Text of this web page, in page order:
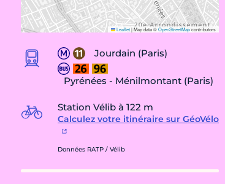
Leaflet|Map data ©OpenStreetMapcontributors
Jourdain (Paris)
Pyrénées - Ménilmontant (Paris)
Station Vélib à 122 m
Calculez votre itinéraire sur GéoVélo
Données RATP / Vélib